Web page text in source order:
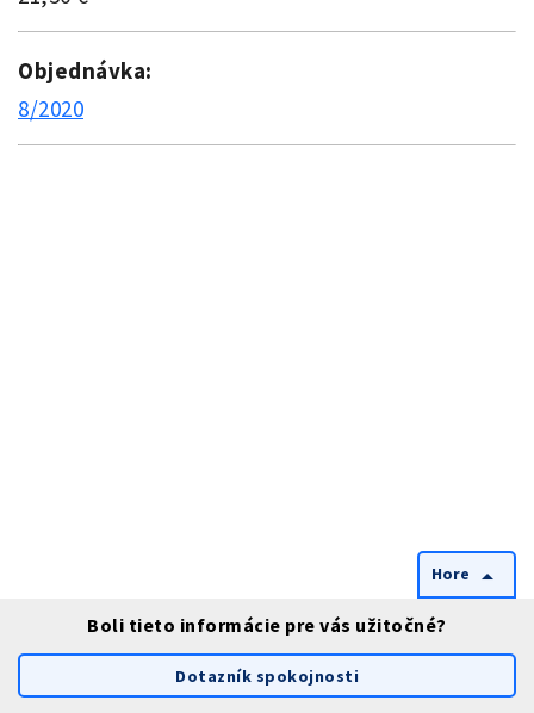
Objednávka:
8/2020
Hore arrow_drop_up
Boli tieto informácie pre vás užitočné?
Dotazník spokojnosti